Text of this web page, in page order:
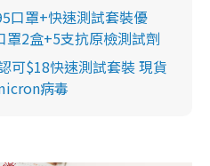
口罩+快速測試套裝優
罩2盒+5支抗原檢測試劑
可$18快速測試套裝 現貨
病毒